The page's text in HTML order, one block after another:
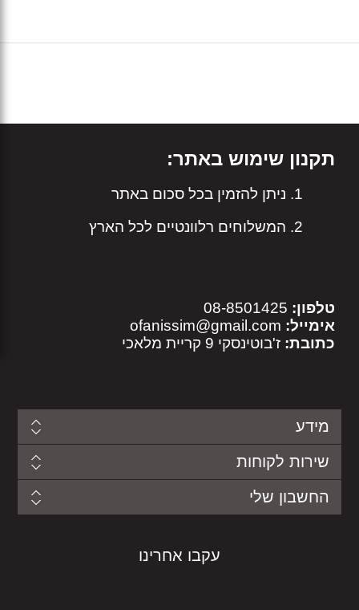
תקנון שימוש באתר:
ניתן להזמין בכל סכום באתר
המשלוחים רלוונטיים לכל הארץ
טלפון:
אימייל: ofanissim@gmail.com
כתובת: ז'בוטינסקי 9 קריית מלאכי
מידע
שירות לקוחות
החשבון שלי
עקבו אחרינו